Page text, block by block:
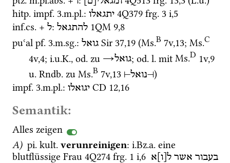
hitp. impf. 3.m.pl.: יתגאלו 4Q379 frg. 3 i,5
inf.cs. + ל: להתגאל 1QM 9,8
puʿal pf. 3.m.sg.: גואל Sir 37,19 (Ms.B 7v,13; Ms.C
4v,4; i.u.K., od. zu →גואל; od. l. mit Ms.D 1v,9
u. Rndb. zu Ms.B 7v,13 ⊢נואל⊣
)
impf. 3.m.pl.: יגואלו CD 12,16
Semantik:
Alles zeigen
A) pi. kult. verunreinigen: i.Bz.a. eine
blutflüssige Frau 4Q274 frg. 1 i,6 בעבור אשר ל[ו]א